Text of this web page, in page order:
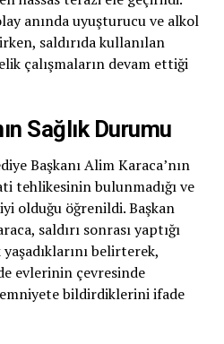
anında uyuşturucu ve alkol
saldırıda kullanılan
çalışmaların devam ettiği
Sağlık Durumu
Başkanı Alim Karaca’nın
tehlikesinin bulunmadığı ve
olduğu öğrenildi. Başkan
saldırı sonrası yaptığı
belirterek,
evlerinin çevresinde
bildirdiklerini ifade